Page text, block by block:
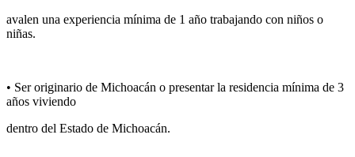
avalen una experiencia mínima de 1 año trabajando con niños o
niñas.
• Ser originario de Michoacán o presentar la residencia mínima de 3
años viviendo
dentro del Estado de Michoacán.